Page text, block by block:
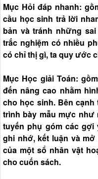
Mục Hỏi đáp nhanh:
cầu học sinh trả lời
bản và tránh những
trắc nghiệm có nhiều
có chỉ thị gì, ta quy ước
Mục Học giải Toán:
đến nâng cao nhằm
cho học sinh. Bên
trình bày mẫu mực như
tuyến phụ góm các
ghi nhớ, kết luận và
của một sổ nhân vật
cho cuốn sách.